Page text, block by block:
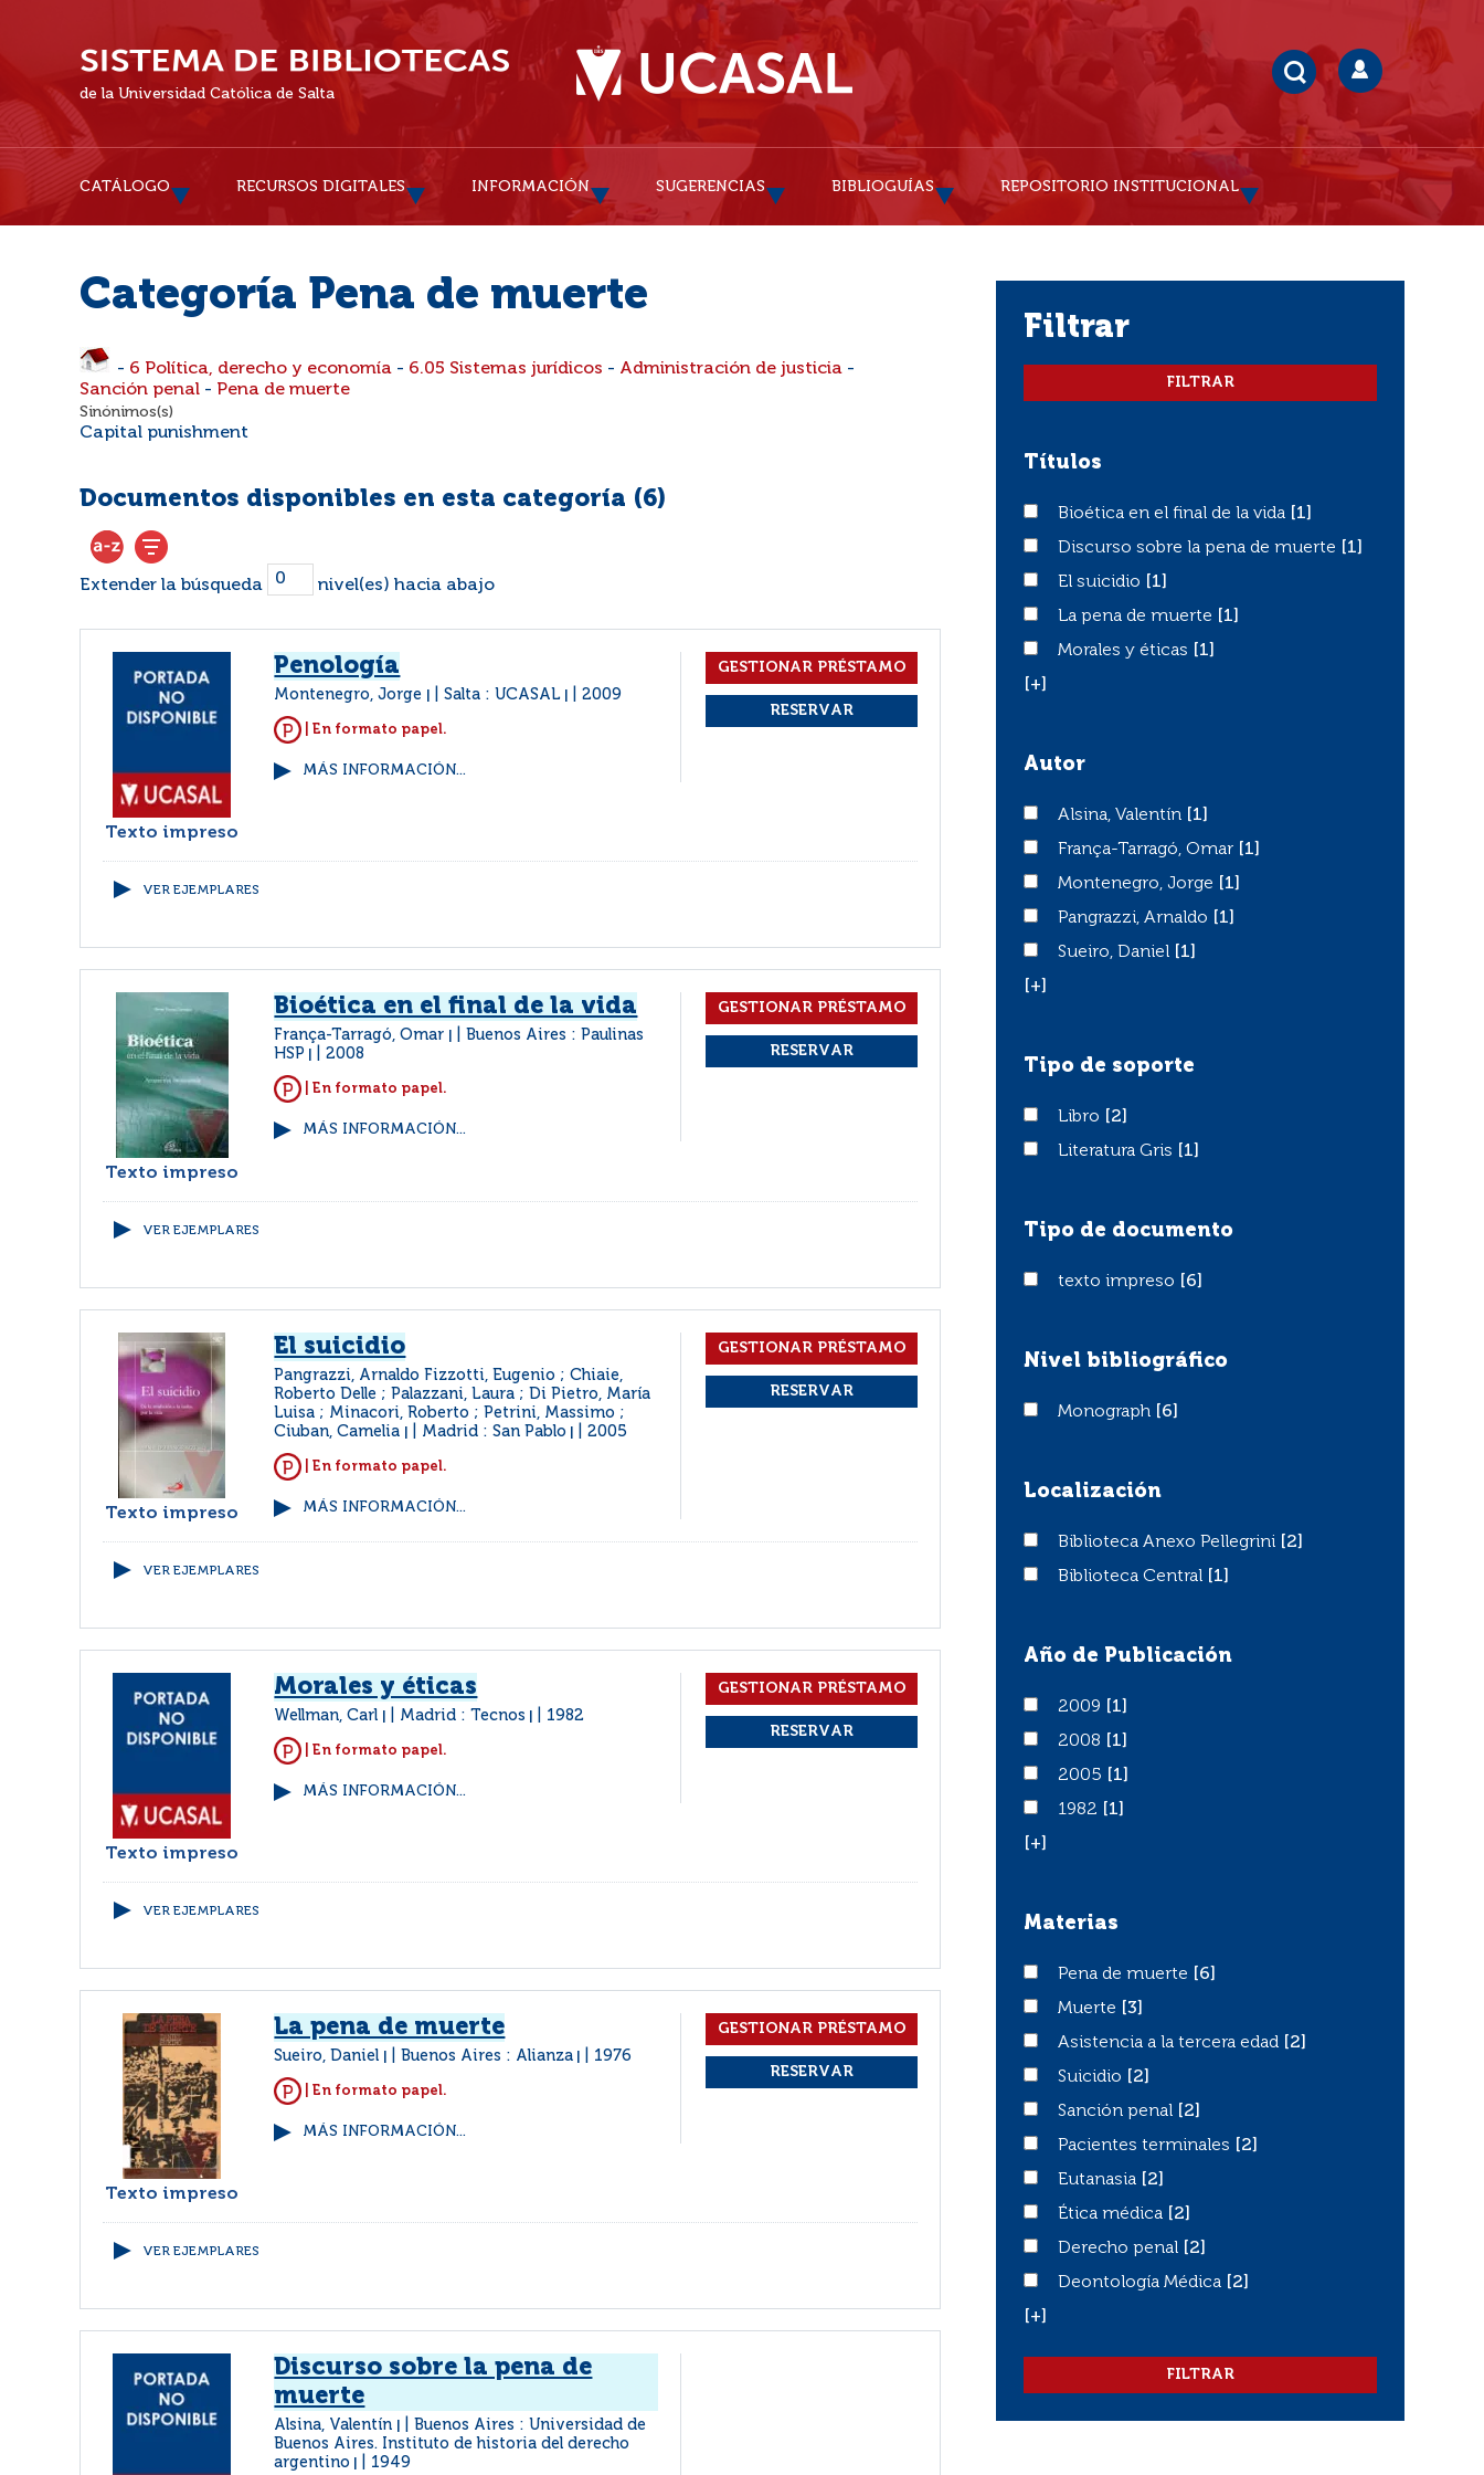
de la Universidad Católica de Salta
CATÁLOGO RECURSOS DIGITALES INFORMACIÓN SUGERENCIAS BIBLIOGUÍAS REPOSITORIO INSTITUCIONAL
Categoría Pena de muerte
- 6 Política, derecho y economía - 6.05 Sistemas jurídicos - Administración de justicia -
Sanción penal - Pena de muerte
Sinónimos(s)
Capital punishment
Documentos disponibles en esta categoría (6)
Extender la búsqueda nivel(es) hacia abajo
Texto impreso
Penología
Montenegro, Jorge Salta : UCASAL 2009
| En formato papel.
MÁS INFORMACIÓN...
VER EJEMPLARES
Texto impreso
Bioética en el final de la vida
França-Tarragó, Omar
Buenos Aires : Paulinas
HSP
2008
| En formato papel.
MÁS INFORMACIÓN...
VER EJEMPLARES
Texto impreso
El suicidio
Pangrazzi, Arnaldo Fizzotti, Eugenio ; Chiaie,
Roberto Delle ; Palazzani, Laura ; Di Pietro, María
Luisa ; Minacori, Roberto ; Petrini, Massimo ;
Ciuban, Camelia
Madrid : San Pablo 2005
| En formato papel.
MÁS INFORMACIÓN...
VER EJEMPLARES
Texto impreso
Morales y éticas
Wellman, Carl Madrid : Tecnos 1982
| En formato papel.
MÁS INFORMACIÓN...
VER EJEMPLARES
Texto impreso
La pena de muerte
Sueiro, Daniel Buenos Aires : Alianza 1976
| En formato papel.
MÁS INFORMACIÓN...
VER EJEMPLARES
Discurso sobre la pena de
muerte
Alsina, Valentín
Buenos Aires : Universidad de
Buenos Aires. Instituto de historia del derecho
argentino
1949
filtrar
Títulos
Bioética en el final de la vida
Bioética en el final de la vida
[1]
Discurso sobre la pena de muerte
Discurso sobre la pena de muerte
[1]
El suicidio
El suicidio
[1]
La pena de muerte
La pena de muerte
[1]
Morales y éticas
Morales y éticas
[1]
[+]
Autor
Alsina, Valentín
Alsina, Valentín
[1]
França-Tarragó, Omar
França-Tarragó, Omar
[1]
Montenegro, Jorge
Montenegro, Jorge
[1]
Pangrazzi, Arnaldo
Pangrazzi, Arnaldo
[1]
Sueiro, Daniel
Sueiro, Daniel
[1]
[+]
Tipo de soporte
LibroLibro
[2]
Literatura Gris
Literatura Gris [1]
Tipo de documento
texto impreso
texto impreso [6]
Nivel bibliográfico
Monograph
Monograph [6]
Localización
Biblioteca Anexo Pellegrini
Biblioteca Anexo Pellegrini
[2]
Biblioteca Central
Biblioteca Central [1]
Año de Publicación
20092009
[1]
20082008
[1]
20052005
[1]
19821982
[1]
[+]
Materias
Pena de muerte
Pena de muerte
[6]
MuerteMuerte
[3]
Asistencia a la tercera edad
Asistencia a la tercera edad
[2]
SuicidioSuicidio
[2]
Sanción penal
Sanción penal
[2]
Pacientes terminales
Pacientes terminales
[2]
Eutanasia
Eutanasia
[2]
Ética médica
Ética médica
[2]
Derecho penal
Derecho penal
[2]
Deontología Médica
Deontología Médica
[2]
[+]